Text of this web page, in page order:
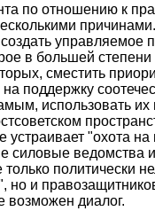
по отношению к
управляемое
в большей степени
сместить
поддержку
использовать их
устраивает "охота
силовые ведомства
только политически
но и
возможен диалог.